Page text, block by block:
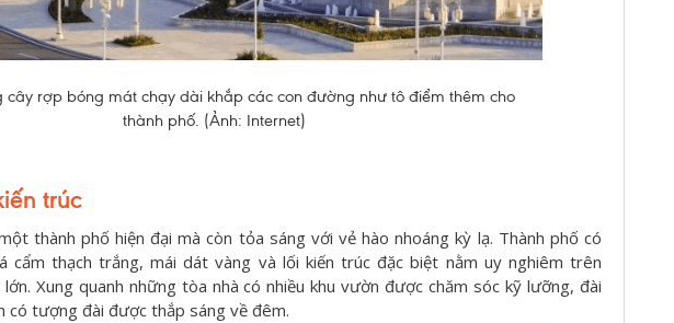
cây rợp bóng mát chạy dài khắp các con đường như tô điểm thêm cho
thành phố. (Ảnh: Internet)
trúc
thành phố hiện đại mà còn tỏa sáng với vẻ hào nhoáng kỳ lạ. Thành phố có
cẩm thạch trắng, mái dát vàng và lối kiến trúc đặc biệt nằm uy nghiêm trên
Xung quanh những tòa nhà có nhiều khu vườn được chăm sóc kỹ lưỡng, đài
có tượng đài được thắp sáng về đêm.